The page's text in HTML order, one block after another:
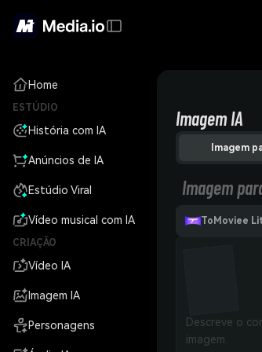
Home
ESTÚDIO
História com IA
Anúncios de IA
Estúdio Viral
Vídeo musical com IA
CRIAÇÃO
Vídeo IA
Imagem IA
Personagens
Imagem IA
Imagem
Imagem
ToMoviee